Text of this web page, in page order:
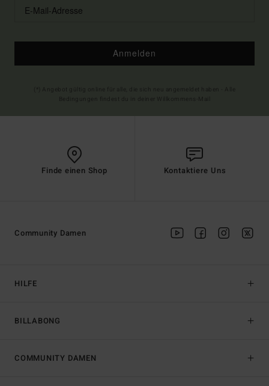
Anmelden
Finde einen Shop Kontaktiere Uns
HILFE
BILLABONG
Community Damen
COMMUNITY DAMEN